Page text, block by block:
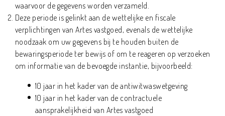
waarvoor de gegevens worden verzameld.
Deze periode is gelinkt aan de wettelijke en fiscale
verplichtingen van Artes vastgoed, evenals de wettelijke
noodzaak om uw gegevens bij te houden buiten de
bewaringsperiode ter bewijs of om te reageren op verzoeken
om informatie van de bevoegde instantie, bijvoorbeeld:
10 jaar in het kader van de antiwitwaswetgeving
10 jaar in het kader van de contractuele
aansprakelijkheid van Artes vastgoed